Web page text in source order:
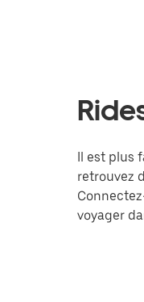
Il est
retrouvez
voyager